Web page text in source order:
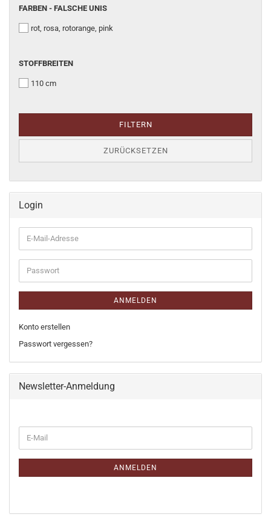
FARBEN
FALSCHE
FARBEN - FALSCHE UNIS
rot, rosa, rotorange, pink
STOFFBREITEN
STOFFBREITEN
110 cm
FILTERN
ZURÜCKSETZEN
Login
E-
Mail-
Adresse
Passwort
ANMELDEN
Konto erstellen
Passwort vergessen?
Newsletter-Anmeldung
ZUR
NEWSLETTER-
E-
Mail
ANMELDEN